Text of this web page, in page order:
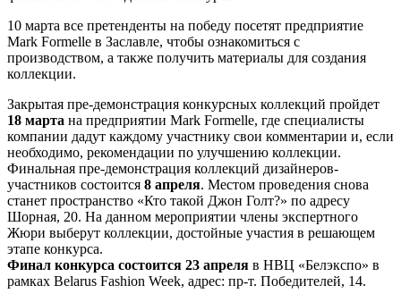
10 марта все претенденты на победу посетят предприятие
Mark Formelle в Заславле, чтобы ознакомиться с
производством, а также получить материалы для создания
коллекции.
Закрытая пре-демонстрация конкурсных коллекций пройдет
18 марта на предприятии Mark Formelle, где специалисты
компании дадут каждому участнику свои комментарии и, если
необходимо, рекомендации по улучшению коллекции.
Финальная пре-демонстрация коллекций дизайнеров-
участников состоится 8 апреля. Местом проведения снова
станет пространство «Кто такой Джон Голт?» по адресу
Шорная, 20. На данном мероприятии члены экспертного
Жюри выберут коллекции, достойные участия в решающем
этапе конкурса.
Финал конкурса состоится 23 апреля в НВЦ «Белэкспо» в
рамках Belarus Fashion Week, адрес: пр-т. Победителей, 14.